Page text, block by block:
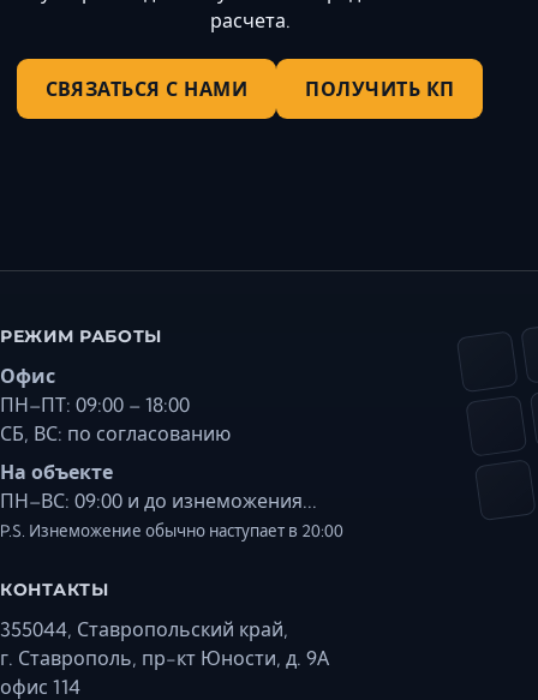
расчета.
СВЯЗАТЬСЯ С НАМИ ПОЛУЧИТЬ КП
РЕЖИМ РАБОТЫ
Офис
ПН–ПТ: 09:00 – 18:00
СБ, ВС: по согласованию
На объекте
ПН–ВС: 09:00 и до изнеможения...
P.S. Изнеможение обычно наступает в 20:00
КОНТАКТЫ
355044, Ставропольский край,
г. Ставрополь, пр-кт Юности, д. 9А
офис 114